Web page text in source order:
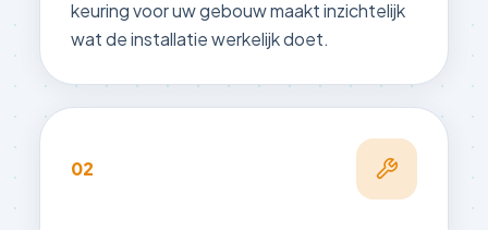
keuring voor uw gebouw maakt inzichtelijk
wat de installatie werkelijk doet.
02